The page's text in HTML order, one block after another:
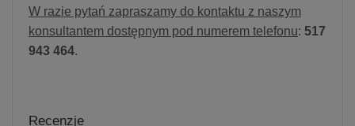
W razie pytań zapraszamy do kontaktu z naszym
konsultantem dostępnym pod numerem telefonu: 517
943 464.
Recenzje